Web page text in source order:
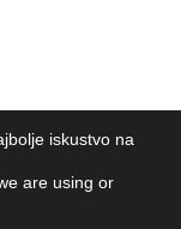
|
iskustvo na
are using or